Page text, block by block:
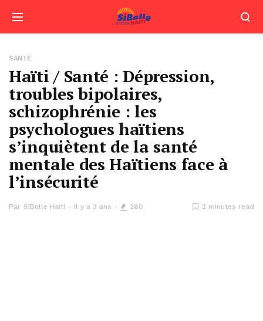
SANTÉ
Haïti / Santé : Dépression,
troubles bipolaires,
schizophrénie : les
psychologues haïtiens
s’inquiètent de la santé
mentale des Haïtiens face à
l’insécurité
Par SiBelle Haiti Il y a 3 ans 280 2 minutes read